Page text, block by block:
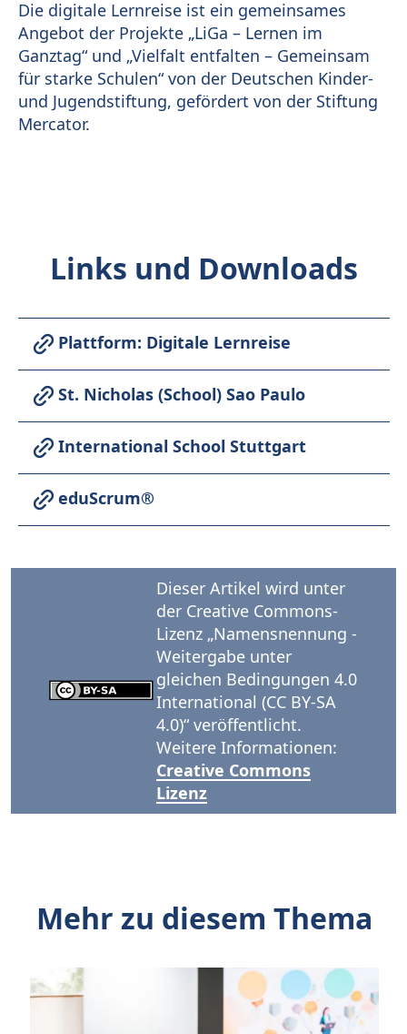
Die digitale Lernreise ist ein gemeinsames
Angebot der Projekte „LiGa – Lernen im
Ganztag“ und „Vielfalt entfalten – Gemeinsam
für starke Schulen“ von der Deutschen Kinder-
und Jugendstiftung, gefördert von der Stiftung
Mercator.
Links und Downloads
Plattform: Digitale Lernreise
St. Nicholas (School) Sao Paulo
International School Stuttgart
eduScrum®
Dieser Artikel wird unter
der Creative Commons-
Lizenz „Namensnennung -
Weitergabe unter
gleichen Bedingungen 4.0
International (CC BY-SA
4.0)“ veröffentlicht.
Weitere Informationen:
Creative Commons
Lizenz
Mehr zu diesem Thema